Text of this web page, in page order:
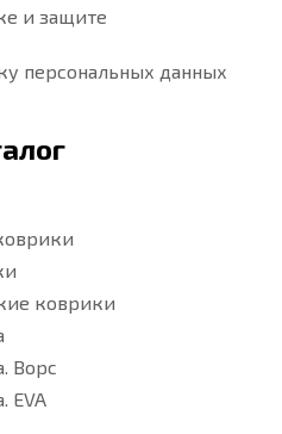
и защите
персональных данных
коврики
Ворс
EVA